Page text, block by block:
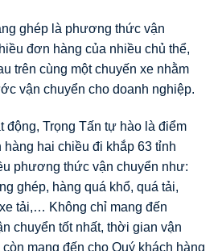
ghép là phương thức vận
đơn hàng của nhiều chủ thể,
trên cùng một chuyến xe nhằm
vận chuyển cho doanh nghiệp.
động, Trọng Tấn tự hào là điểm
hàng hai chiều đi khắp 63 tỉnh
phương thức vận chuyển như:
ghép, hàng quá khổ, quá tải,
tải,… Không chỉ mang đến
chuyển tốt nhất, thời gian vận
mang đến cho Quý khách hàng